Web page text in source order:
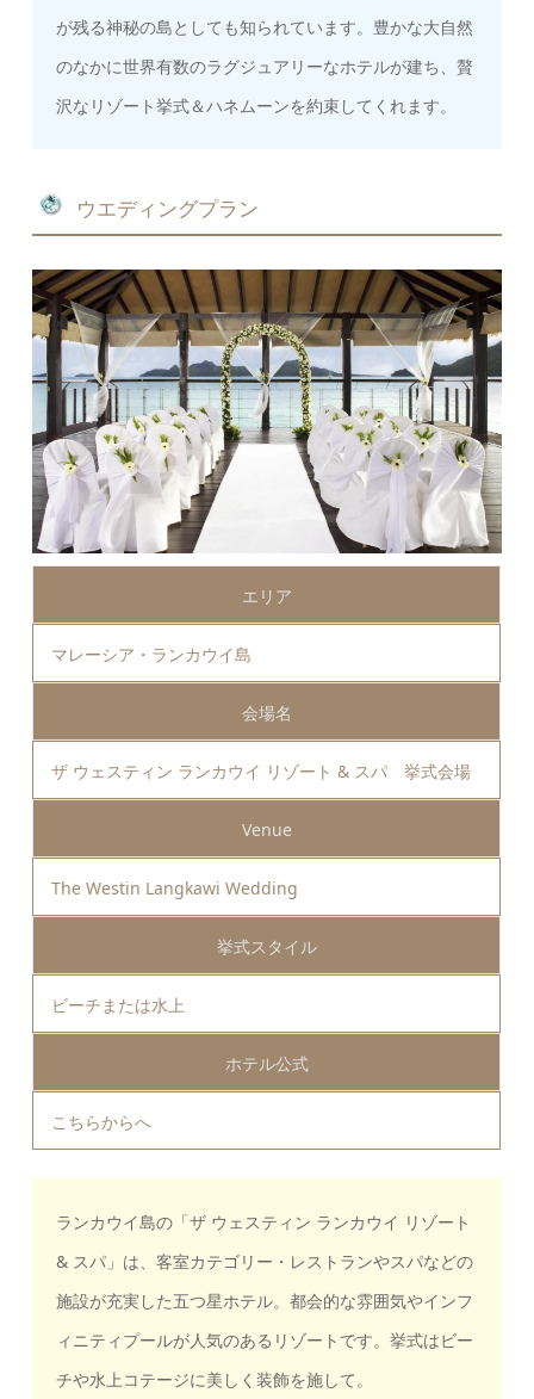
が残る神秘の島としても知られています。豊かな大自然
のなかに世界有数のラグジュアリーなホテルが建ち、贅
沢なリゾート挙式＆ハネムーンを約束してくれます。
ウエディングプラン
エリア
マレーシア・ランカウイ島
会場名
ザ ウェスティン ランカウイ リゾート & スパ 挙式会場
Venue
The Westin Langkawi Wedding
挙式スタイル
ビーチまたは水上
ホテル公式
こちらからへ
ランカウイ島の「ザ ウェスティン ランカウイ リゾート
& スパ」は、客室カテゴリー・レストランやスパなどの
施設が充実した五つ星ホテル。都会的な雰囲気やインフ
ィニティプールが人気のあるリゾートです。挙式はビー
チや水上コテージに美しく装飾を施して。